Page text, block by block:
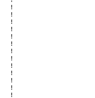
!
!
!
!
!
!
!
!
!
!
!
!
!